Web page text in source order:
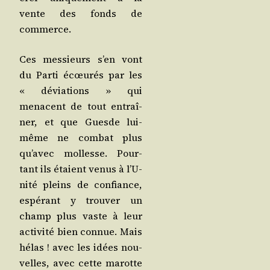
vente des fonds de
commerce.
Ces mes­sieurs s’en vont
du Par­ti écœu­rés par les
« dévia­tions » qui
menacent de tout entraî­
ner, et que Guesde lui-
même ne com­bat plus
qu’a­vec mol­lesse. Pour­
tant ils étaient venus à l’U­
ni­té pleins de confiance,
espé­rant y trou­ver un
champ plus vaste à leur
acti­vi­té bien connue. Mais
hélas ! avec les idées nou­
velles, avec cette marotte